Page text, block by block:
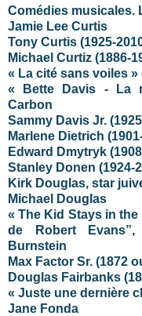
Comédies musicales.
Jamie Lee Curtis
Tony Curtis (1925-
Michael Curtiz (1886-
« La cité sans voiles
« Bette Davis - La
Carbon
Sammy Davis Jr.
Marlene Dietrich
Edward Dmytryk
Stanley Donen (1924-
Kirk Douglas, star
Michael Douglas
« The Kid Stays in
de Robert
Burnstein
Max Factor Sr. (1872
Douglas Fairbanks
« Juste une dernière
Jane Fonda